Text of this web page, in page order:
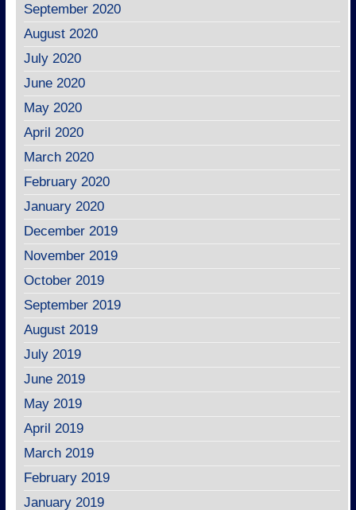
September 2020
August 2020
July 2020
June 2020
May 2020
April 2020
March 2020
February 2020
January 2020
December 2019
November 2019
October 2019
September 2019
August 2019
July 2019
June 2019
May 2019
April 2019
March 2019
February 2019
January 2019